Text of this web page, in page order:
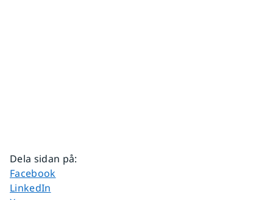
Dela sidan på:
Dela sidan på
Facebook
Dela sidan på
LinkedIn